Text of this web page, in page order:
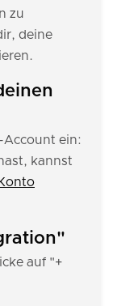
zu
deine
Account ein:
kannst
auf "+